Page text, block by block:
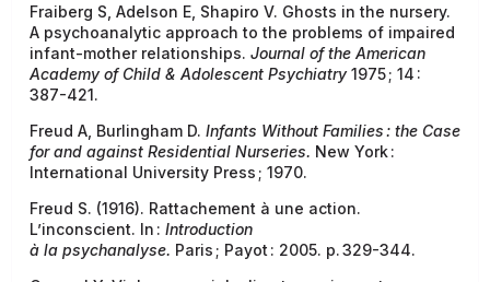
Fraiberg S, Adelson E, Shapiro V. Ghosts in the nursery.
A psychoanalytic approach to the problems of impaired
infant-mother relationships. Journal of the American
Academy of Child & Adolescent Psychiatry1975 ; 14 :
387-421.
Freud A, Burlingham D. Infants Without Families : the Case
for and against Residential Nurseries. New York :
International University Press ; 1970.
Freud S. (1916). Rattachement à une action.
L’inconscient. In : Introduction
à la psychanalyse. Paris ; Payot : 2005. p. 329-344.